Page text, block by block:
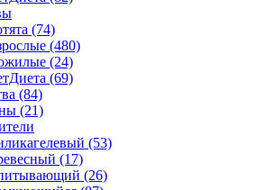
(74)
(480)
(24)
(69)
(84)
(21)
(53)
(17)
(26)